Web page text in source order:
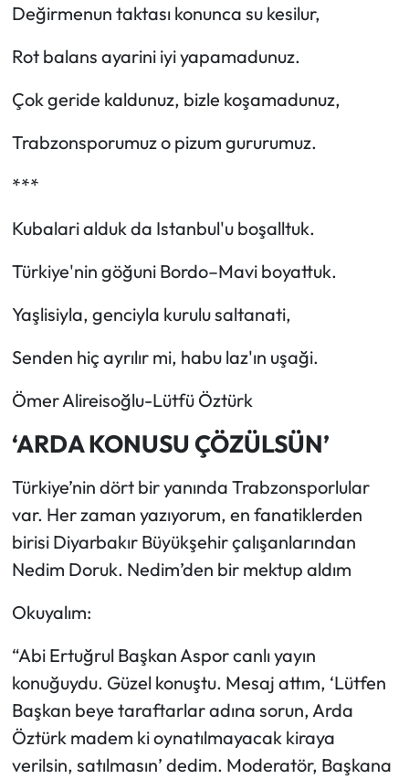
Değirmenun taktası konunca su kesilur,
Rot balans ayarini iyi yapamadunuz.
Çok geride kaldunuz, bizle koşamadunuz,
Trabzonsporumuz o pizum gururumuz.
***
Kubalari alduk da Istanbul'u boşalltuk.
Türkiye'nin göğuni Bordo–Mavi boyattuk.
Yaşlisiyla, genciyla kurulu saltanati,
Senden hiç ayrılır mi, habu laz'ın uşaği.
Ömer Alireisoğlu-Lütfü Öztürk
‘ARDA KONUSU ÇÖZÜLSÜN’
Türkiye’nin dört bir yanında Trabzonsporlular
var. Her zaman yazıyorum, en fanatiklerden
birisi Diyarbakır Büyükşehir çalışanlarından
Nedim Doruk. Nedim’den bir mektup aldım
Okuyalım:
“Abi Ertuğrul Başkan Aspor canlı yayın
konuğuydu. Güzel konuştu. Mesaj attım, ‘Lütfen
Başkan beye taraftarlar adına sorun, Arda
Öztürk madem ki oynatılmayacak kiraya
verilsin, satılmasın’ dedim. Moderatör, Başkana